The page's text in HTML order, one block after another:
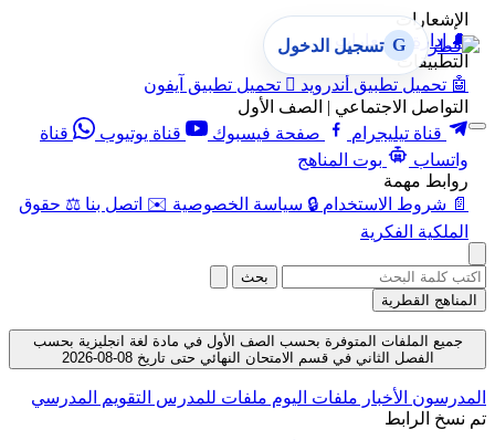
الإشعارات
🔔 إدارة الإشعارات
التطبيقات
🤖 تحميل تطبيق أندرويد  تحميل تطبيق آيفون
التواصل الاجتماعي | الصف الأول
قناة تيليجرام
صفحة فيسبوك قناة يوتيوب
قناة
واتساب
بوت المناهج
روابط مهمة
📄 شروط الاستخدام 🔒 سياسة الخصوصية ✉️ اتصل بنا ⚖️ حقوق
الملكية الفكرية
G تسجيل الدخول
بحث
المناهج القطرية
جميع الملفات المتوفرة بحسب الصف الأول في مادة لغة انجليزية بحسب
الفصل الثاني في قسم الامتحان النهائي حتى تاريخ 08-08-2026
المدرسون الأخبار ملفات اليوم ملفات للمدرس التقويم المدرسي
تم نسخ الرابط